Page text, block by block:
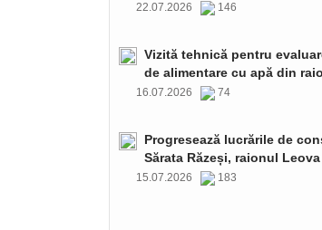
22.07.2026 146
Vizită tehnică pentru
de alimentare cu apă din
16.07.2026 74
Progresează lucrările de
Sărata Răzeși, raionul Leova
15.07.2026 183